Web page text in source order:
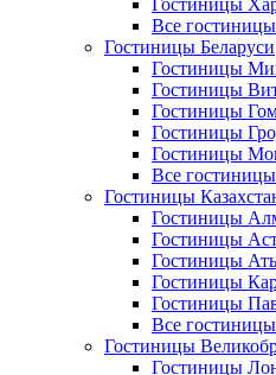
Гостиницы
Все
Гостиницы Беларуси
Гостиницы
Гостиницы
Гостиницы
Гостиницы
Гостиницы
Все
Гостиницы
Гостиницы
Гостиницы
Гостиницы
Гостиницы
Гостиницы
Все гостиницы
Гостиницы
Гостиницы